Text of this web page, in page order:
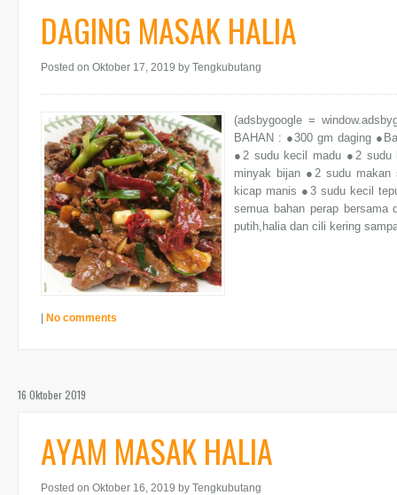
DAGING MASAK HALIA
Posted on Oktober 17, 2019 by Tengkubutang
(adsbygoogle =
BAHAN : ●300 gm daging
●2 sudu kecil madu ●2 sudu
minyak bijan ●2 sudu
kicap manis ●3 sudu kecil
semua bahan perap bersama
putih,halia dan cili kering
No comments
16 Oktober 2019
AYAM MASAK HALIA
Posted on Oktober 16, 2019 by Tengkubutang